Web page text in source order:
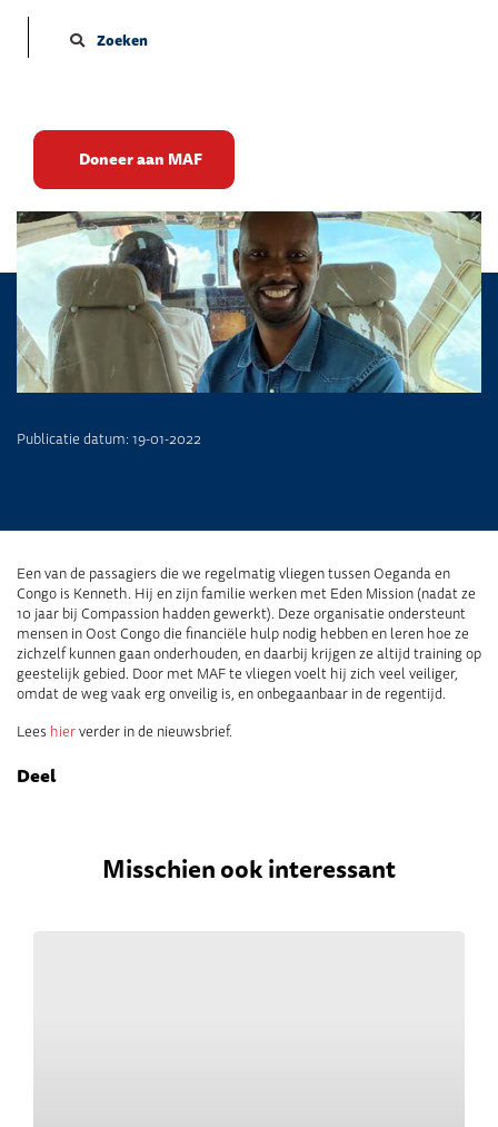
Zoeken
Doneer aan MAFEden Mission
Publicatie datum: 19-01-2022
Een van de passagiers die we regelmatig vliegen tussen Oeganda en
Congo is Kenneth. Hij en zijn familie werken met Eden Mission (nadat ze
10 jaar bij Compassion hadden gewerkt). Deze organisatie ondersteunt
mensen in Oost Congo die financiële hulp nodig hebben en leren hoe ze
zichzelf kunnen gaan onderhouden, en daarbij krijgen ze altijd training op
geestelijk gebied. Door met MAF te vliegen voelt hij zich veel veiliger,
omdat de weg vaak erg onveilig is, en onbegaanbaar in de regentijd.
Lees hierverder in de nieuwsbrief.
Deel
Misschien ook interessant